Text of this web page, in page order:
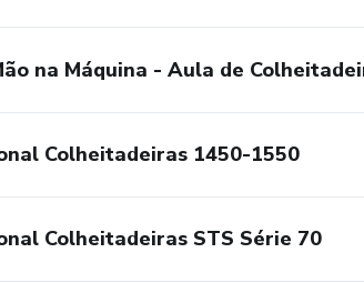
na Máquina - Aula de
Colheitadeiras 1450-1550
Colheitadeiras STS Série 70